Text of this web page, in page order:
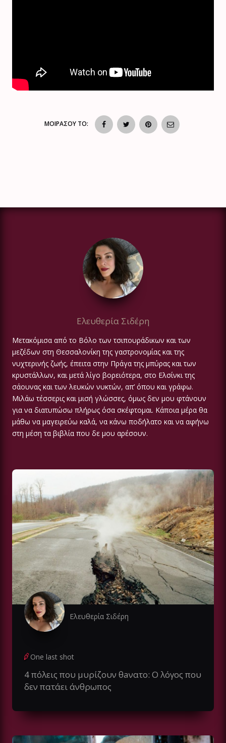
ΜΟΙΡΑΣΟΥ ΤΟ:
Ελευθερία Σιδέρη
Μετακόμισα από το Βόλο των τσιπουράδικων και των
μεζέδων στη Θεσσαλονίκη της γαστρονομίας και της
νυχτερινής ζωής, έπειτα στην Πράγα της μπύρας και των
κρυστάλλων, και μετά λίγο βορειότερα, στο Ελσίνκι της
σάουνας και των λευκών νυκτών, απ’ όπου και γράφω.
Μιλάω τέσσερις και μισή γλώσσες, όμως δεν μου φτάνουν
για να διατυπώσω πλήρως όσα σκέφτομαι. Κάποια μέρα θα
μάθω να μαγειρεύω καλά, να κάνω ποδήλατο και να αφήνω
στη μέση τα βιβλία που δε μου αρέσουν.
Ελευθερία Σιδέρη
One last shot
4 πόλεις που μυρίζουν θaνατο: Ο λόγος που
δεν πατάει άνθρωπος